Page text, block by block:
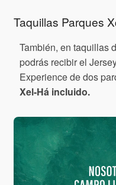
Taquillas Parques
También, en taquillas
podrás recibir el
Experience de dos
Xel-Há incluido.